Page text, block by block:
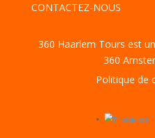
CONTACTEZ-NOUS
360 Haarlem Tours est
360
Politique de